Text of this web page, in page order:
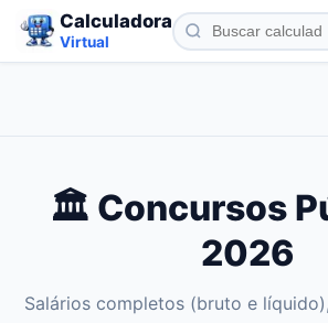
Calculadora
Virtual
🏛️ Concursos
2026
Salários completos (bruto e